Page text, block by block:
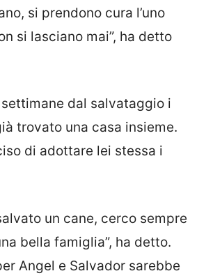
si prendono cura l’uno
si lasciano mai”, ha detto
dal salvataggio i
trovato una casa insieme.
di adottare lei stessa i
un cane, cerco sempre
bella famiglia”, ha detto.
Angel e Salvador sarebbe